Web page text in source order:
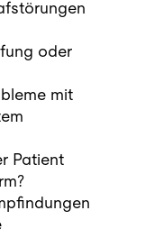
oder
mit
Patient